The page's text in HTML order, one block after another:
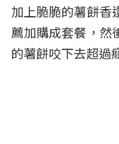
加上脆脆的薯餅香
薦加購成套餐，然
的薯餅咬下去超過